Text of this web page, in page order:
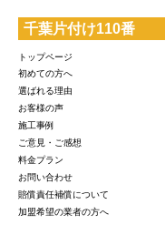
千葉片付け110番
トップページ
初めての方へ
選ばれる理由
お客様の声
施工事例
ご意見・ご感想
料金プラン
お問い合わせ
賠償責任補償について
加盟希望の業者の方へ